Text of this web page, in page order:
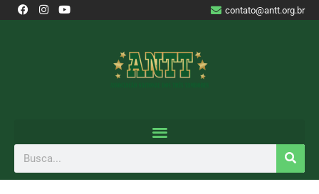
contato@antt.org.br